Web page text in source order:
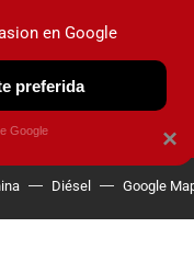
OBSERVATORIO
Diésel Google
×
en Google
preferida
Google